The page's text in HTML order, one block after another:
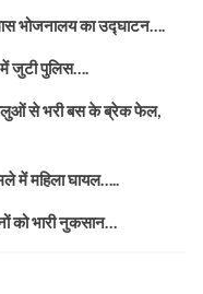
भोजनालय का उद्घाटन….
में जुटी पुलिस….
से भरी बस के ब्रेक फेल,
में महिला घायल…..
को भारी नुकसान…